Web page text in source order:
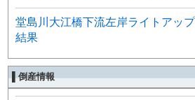
堂島川大江橋下流左岸ライトアッ
結果
▌倒産情報